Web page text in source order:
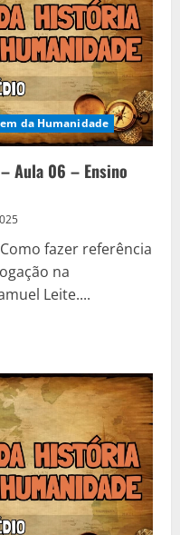
da Humanidade
Aula 06 – Ensino
fazer referência
na
Leite....